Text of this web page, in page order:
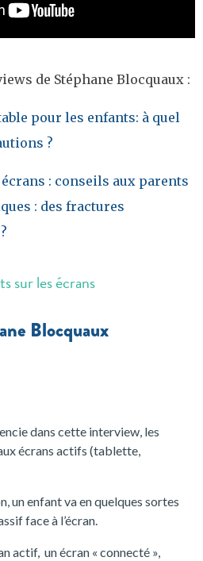
de Stéphane Blocquaux :
pour les enfants: à quel
?
: conseils aux parents
: des fractures
sur les écrans
Blocquaux
dans cette interview, les
écrans actifs (tablette,
un enfant va en quelques sortes
face à l’écran.
actif, un écran « connecté »,